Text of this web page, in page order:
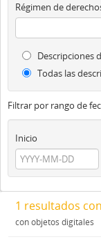
Régimen de
Descripciones
Todas las
Filtrar por rango de
Inicio
1 resultados
con objetos digitales